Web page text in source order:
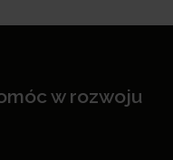
w rozwoju